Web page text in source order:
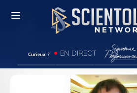
Curieux ? EN DIRECT